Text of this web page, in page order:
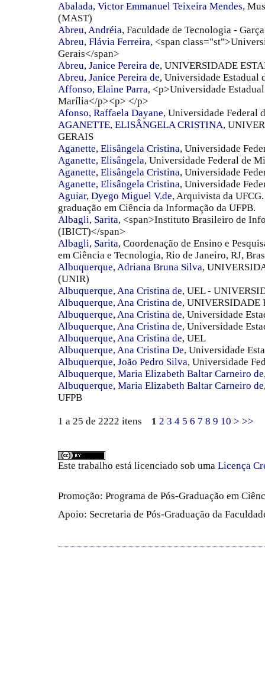
Abalada, Victor Emmanuel Teixeira Mendes,
(MAST)
Abreu, Andréia, Faculdade de Tecnologia -
Abreu, Flávia Ferreira, <span
Gerais</span>
Abreu, Janice Pereira de, UNIVERSIDADE
Abreu, Janice Pereira de, Universidade Estadual
Affonso, Elaine Parra, <p>Universidade
Marília</p><p> </p>
Afonso, Raffaela Dayane, Universidade Federal
AGANETTE, ELISÂNGELA CRISTINA,
GERAIS
Aganette, Elisângela Cristina, Universidade
Aganette, Elisângela, Universidade Federal de
Aganette, Elisângela Cristina, Universidade
Aganette, Elisângela Cristina, Universidade
Aguiar, Dyego Miguel V.de, Arquivista da
graduação em Ciência da Informação da UFPB.
Albagli, Sarita, <span>Instituto Brasileiro de
(IBICT)</span>
Albagli, Sarita, Coordenação de Ensino e
em Ciência e Tecnologia, Rio de Janeiro, RJ,
Albuquerque, Adriana Bruna Silva,
(UNIR)
Albuquerque, Ana Cristina de, UEL -
Albuquerque, Ana Cristina de, UNIVERSIDADE
Albuquerque, Ana Cristina de, Universidade
Albuquerque, Ana Cristina de, Universidade
Albuquerque, Ana Cristina de, UEL
Albuquerque, Ana Cristina De, Universidade
Albuquerque, João Pedro Silva, Universidade
Albuquerque, Maria Elizabeth Baltar Carneiro de
Albuquerque, Maria Elizabeth Baltar Carneiro de
UFPB
1 a 25 de 2222 itens 1 2 3 4 5 6 7 8 9 10 > >>
Este trabalho está licenciado sob uma Licença
Promoção: Programa de Pós-Graduação em
Apoio: Secretaria de Pós-Graduação da